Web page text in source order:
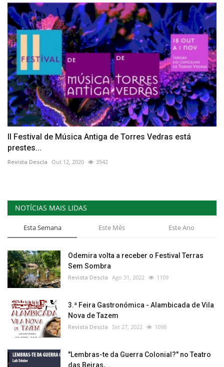
II Festival de Música Antiga de Torres Vedras está
prestes...
Revista Descla Out 12, 2020 3542
NOTÍCIAS MAIS LIDAS
Esta Semana Este Mês Este Ano
Odemira volta a receber o Festival Terras
Sem Sombra
Revista Descla Ago 31, 2022 1109
3.ª Feira Gastronómica - Alambicada de Vila
Nova de Tazem
Revista Descla Set 27, 2022 1098
"Lembras-te da Guerra Colonial?" no Teatro
das Beiras,...